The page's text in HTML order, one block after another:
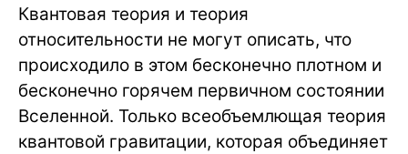
Квантовая теория и теория
относительности не могут описать, что
происходило в этом бесконечно плотном и
бесконечно горячем первичном состоянии
Вселенной. Только всеобъемлющая теория
квантовой гравитации, которая объединяет